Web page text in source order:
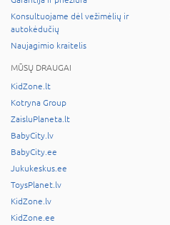
Konsultuojame dėl vežimėlių ir
autokėdučių
Naujagimio kraitelis
MŪSŲ DRAUGAI
KidZone.lt
Kotryna Group
ZaisluPlaneta.lt
BabyCity.lv
BabyCity.ee
Jukukeskus.ee
ToysPlanet.lv
KidZone.lv
KidZone.ee